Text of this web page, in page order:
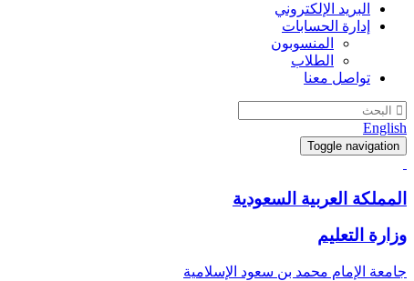
البريد الإلكتروني
إدارة الحسابات
المنسوبون
الطلاب
تواصل معنا
English
Toggle navigation
المملكة العربية السعودية
وزارة التعليم
جامعة الإمام محمد بن سعود الإسلامية